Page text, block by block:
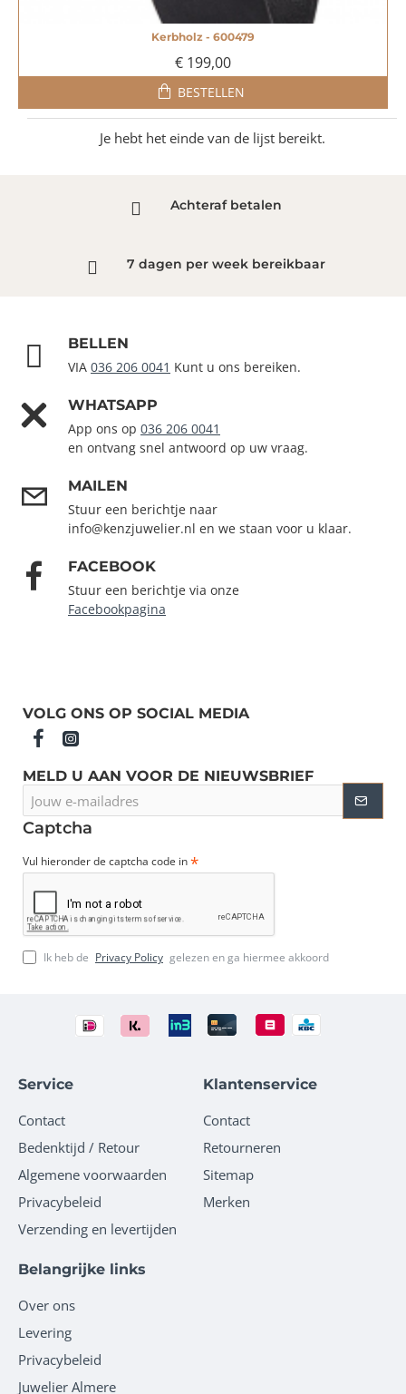
Kerbholz - 600479
€ 199,00
BESTELLEN
Je hebt het einde van de lijst bereikt.
Achteraf betalen
7 dagen per week bereikbaar
BELLEN
VIA 036 206 0041 Kunt u ons bereiken.
WHATSAPP
App ons op 036 206 0041
en ontvang snel antwoord op uw vraag.
MAILEN
Stuur een berichtje naar
info@kenzjuwelier.nl en we staan voor u klaar.
FACEBOOK
Stuur een berichtje via onze
Facebookpagina
VOLG ONS OP SOCIAL MEDIA
MELD U AAN VOOR DE NIEUWSBRIEF
e-
mailadres
Captcha
Vul hieronder de captcha code in
Ik heb de Privacy Policy gelezen en ga hiermee akkoord
Service
Contact
Bedenktijd / Retour
Algemene voorwaarden
Privacybeleid
Verzending en levertijden
Klantenservice
Contact
Retourneren
Sitemap
Merken
Belangrijke links
Over ons
Levering
Privacybeleid
Juwelier Almere